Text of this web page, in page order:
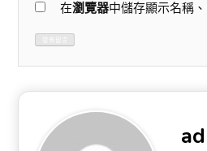
在瀏覽器中儲存顯示名稱